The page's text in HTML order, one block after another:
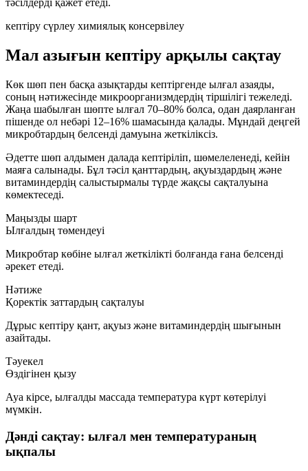
тәсілдерді қажет етеді.
кептіру сүрлеу химиялық консервілеу
Мал азығын кептіру арқылы сақтау
Көк шөп пен басқа азықтарды кептіргенде ылғал азаяды,
соның нәтижесінде микроорганизмдердің тіршілігі тежеледі.
Жаңа шабылған шөпте ылғал 70–80% болса, одан даярланған
пішенде ол небәрі 12–16% шамасында қалады. Мұндай деңгей
микробтардың белсенді дамуына жеткіліксіз.
Әдетте шөп алдымен далада кептіріліп, шөмелеленеді, кейін
маяға салынады. Бұл тәсіл қанттардың, ақуыздардың және
витаминдердің салыстырмалы түрде жақсы сақталуына
көмектеседі.
Маңызды шарт
Ылғалдың төмендеуі
Микробтар көбіне ылғал жеткілікті болғанда ғана белсенді
әрекет етеді.
Нәтиже
Қоректік заттардың сақталуы
Дұрыс кептіру қант, ақуыз және витаминдердің шығынын
азайтады.
Тәуекел
Өздігінен қызу
Ауа кірсе, ылғалды массада температура күрт көтерілуі
мүмкін.
Дәнді сақтау: ылғал мен температураның
ықпалы